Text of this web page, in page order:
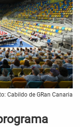
Cabildo de GRan Canaria